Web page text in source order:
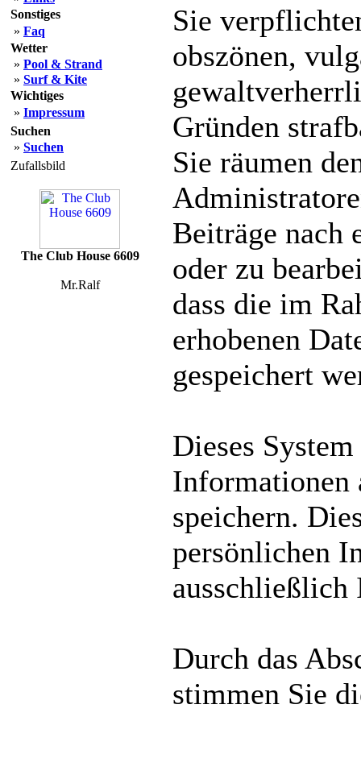
Sonstiges
» Faq
Wetter
» Pool & Strand
» Surf & Kite
Wichtiges
» Impressum
Suchen
» Suchen
Zufallsbild
The Club House 6609
Mr.Ralf
Sie
obszönen,
Gründen
Sie räumen
Beiträge nach
oder zu
dass die im
erhobenen
gespeichert
Dieses
Informationen
speichern.
persönlichen
Durch das
stimmen Sie